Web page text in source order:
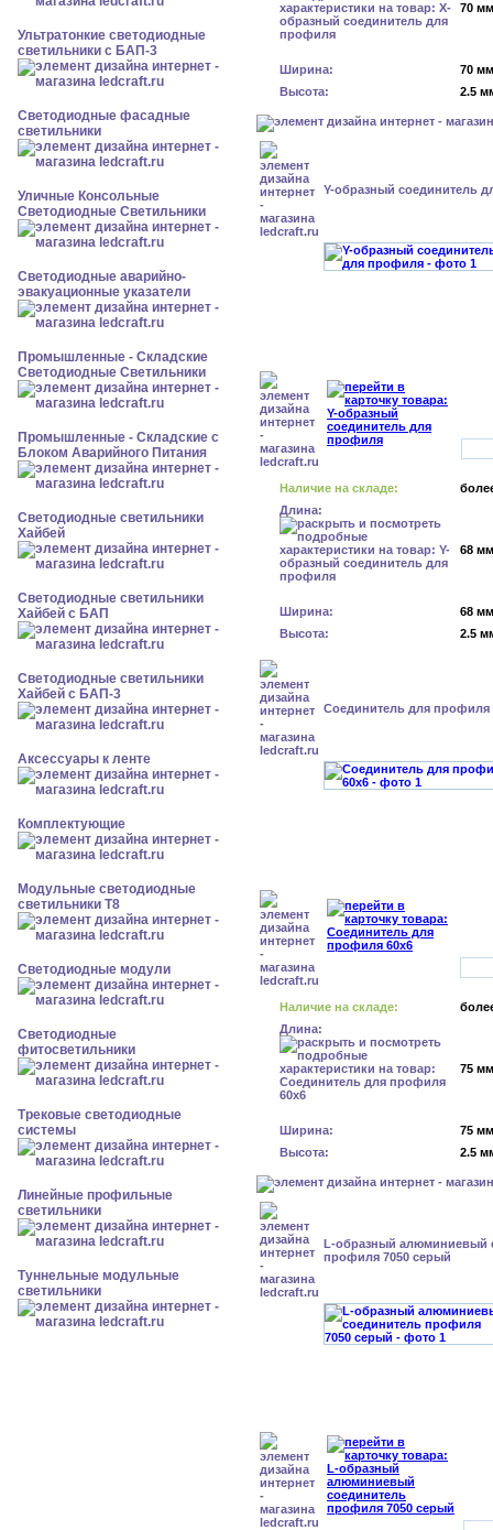
Ультратонкие светодиодные
светильники с БАП-3
Светодиодные фасадные
светильники
Уличные Консольные
Светодиодные Светильники
Светодиодные аварийно-
эвакуационные указатели
Промышленные - Складские
Светодиодные Светильники
Промышленные - Складские с
Блоком Аварийного Питания
Светодиодные светильники
Хайбей
Светодиодные светильники
Хайбей с БАП
Светодиодные светильники
Хайбей с БАП-3
Аксессуары к ленте
Комплектующие
Модульные светодиодные
светильники Т8
Светодиодные модули
Светодиодные
фитосветильники
Трековые светодиодные
системы
Линейные профильные
светильники
Туннельные модульные
светильники
70 мм
Ширина:
70 мм
Высота:
2.5
Y-образный соединитель
Наличие на складе:
Длина:
68 мм
Ширина:
68 мм
Высота:
2.5
Cоединитель для профиля
Наличие на складе:
Длина:
75 мм
Ширина:
75 мм
Высота:
2.5
L-образный алюминиевый
профиля 7050 серый